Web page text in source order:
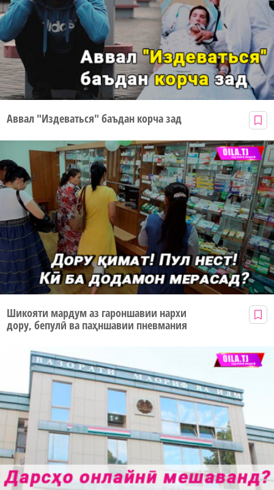
Аввал "Издеваться" баъдан корча зад
Шикояти мардум аз гароншавии нархи
дору, бепулӣ ва паҳншавии пневмания